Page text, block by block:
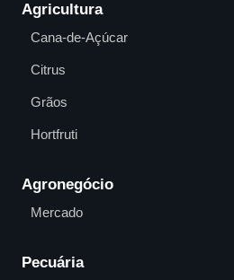
Agricultura
Cana-de-Açúcar
Citrus
Grãos
Hortfruti
Agronegócio
Mercado
Pecuária